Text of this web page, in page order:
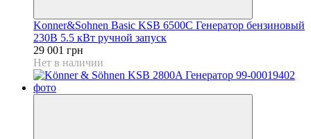
Konner&Sohnen Basic KSB 6500C Генератор бензиновый
230В 5.5 кВт ручной запуск
29 001 грн
Нет в наличии